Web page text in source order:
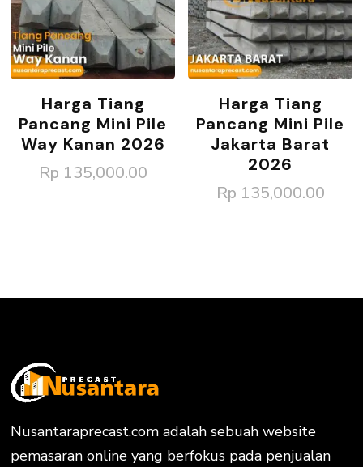
Harga Tiang
Pancang Mini Pile
Way Kanan 2026
Rp 135,000.00
Harga Tiang
Pancang Mini Pile
Jakarta Barat
2026
Rp 135,000.00
Nusantaraprecast.com adalah sebuah website
pemasaran online yang berfokus pada penjualan